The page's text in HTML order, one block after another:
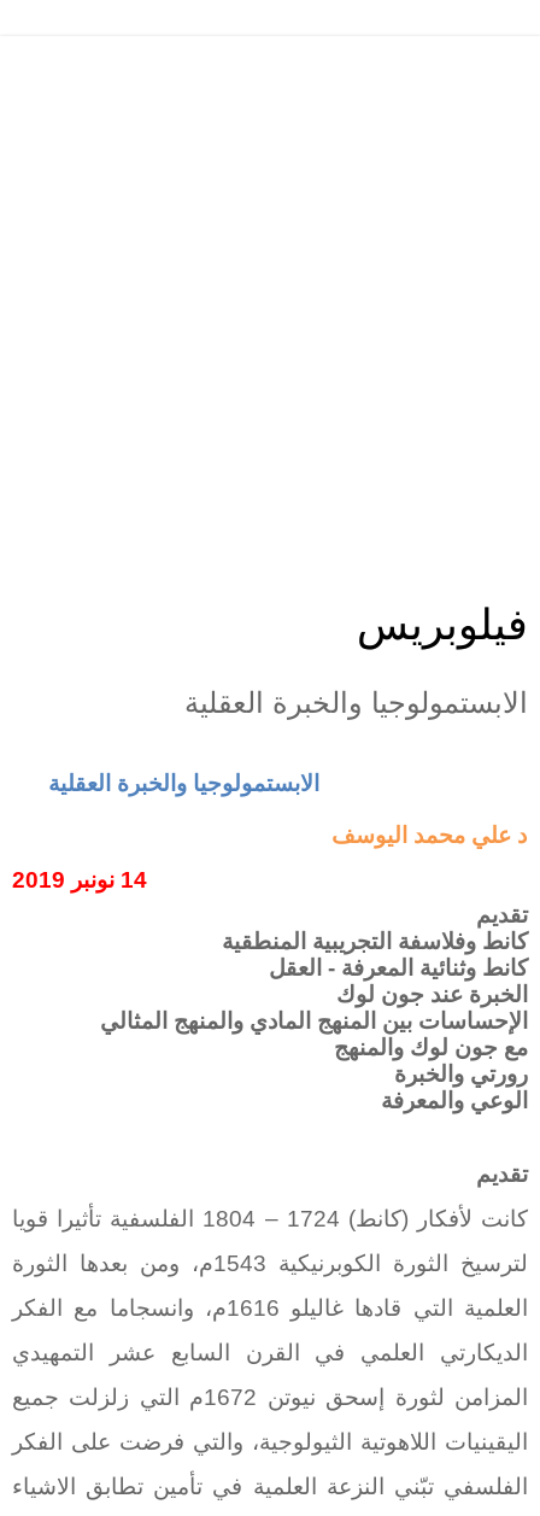
فيلوبريس
الابستمولوجيا والخبرة العقلية
الابستمولوجيا والخبرة العقلية
د علي محمد اليوسف
14 نونبر 2019
تقديم
كانط وفلاسفة التجريبية المنطقية
كانط وثنائية المعرفة - العقل
الخبرة عند جون لوك
الإحساسات بين المنهج المادي والمنهج المثالي
مع جون لوك والمنهج
رورتي والخبرة
الوعي والمعرفة
تقديم
كانت لأفكار (كانط) 1724 – 1804 الفلسفية تأثيرا قويا
لترسيخ الثورة الكوبرنيكية 1543م، ومن بعدها الثورة
العلمية التي قادها غاليلو 1616م، وانسجاما مع الفكر
الديكارتي العلمي في القرن السابع عشر التمهيدي
المزامن لثورة إسحق نيوتن 1672م التي زلزلت جميع
اليقينيات اللاهوتية الثيولوجية، والتي فرضت على الفكر
الفلسفي تبّني النزعة العلمية في تأمين تطابق الاشياء